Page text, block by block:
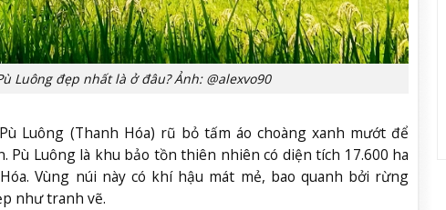
Luông đẹp nhất là ở đâu? Ảnh: @alexvo90
Luông (Thanh Hóa) rũ bỏ tấm áo choàng xanh mướt để
Pù Luông là khu bảo tồn thiên nhiên có diện tích 17.600 ha
Vùng núi này có khí hậu mát mẻ, bao quanh bởi rừng
như tranh vẽ.